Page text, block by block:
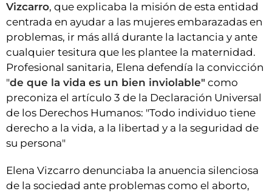
Vizcarro, que explicaba la misión de esta entidad
centrada en ayudar a las mujeres embarazadas en
problemas, ir más allá durante la lactancia y ante
cualquier tesitura que les plantee la maternidad.
Profesional sanitaria, Elena defendía la convicción
"de que la vida es un bien inviolable" como
preconiza el artículo 3 de la Declaración Universal
de los Derechos Humanos: "Todo individuo tiene
derecho a la vida, a la libertad y a la seguridad de
su persona"
Elena Vizcarro denunciaba la anuencia silenciosa
de la sociedad ante problemas como el aborto,